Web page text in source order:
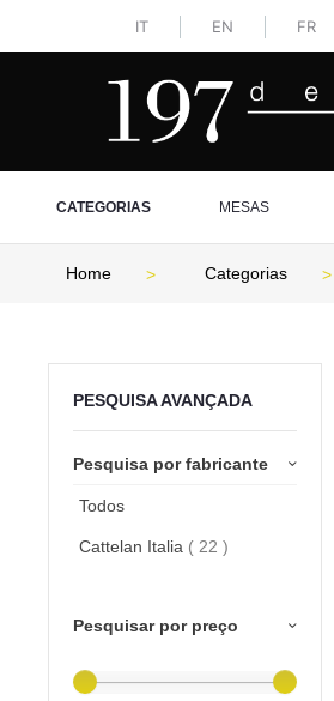
IT EN FR
CATEGORIAS MESAS
Home Categorias
PESQUISA AVANÇADA
Pesquisa por fabricante
Todos
Cattelan Italia ( 22 )
Pesquisar por preço